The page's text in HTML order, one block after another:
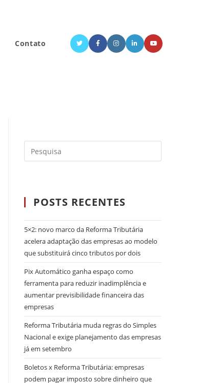
Contato
POSTS RECENTES
5×2: novo marco da Reforma Tributária
acelera adaptação das empresas ao modelo
que substituirá cinco tributos por dois
Pix Automático ganha espaço como
ferramenta para reduzir inadimplência e
aumentar previsibilidade financeira das
empresas
Reforma Tributária muda regras do Simples
Nacional e exige planejamento das empresas
já em setembro
Boletos x Reforma Tributária: empresas
podem pagar imposto sobre dinheiro que